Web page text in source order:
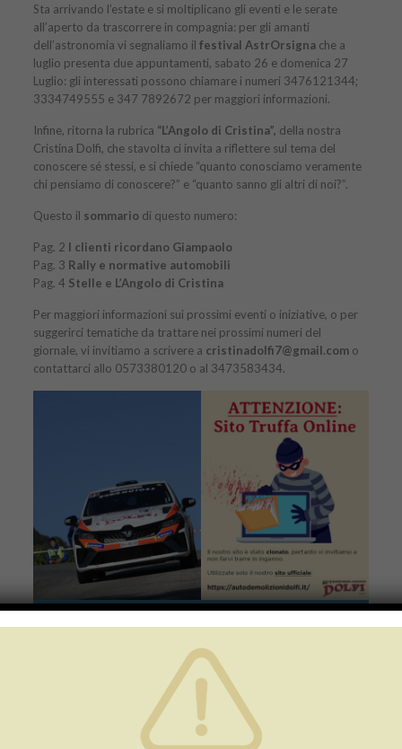
Sta arrivando l’estate e si moltiplicano gli eventi e le serate
all’aperto da trascorrere in compagnia: per gli amanti
dell’astronomia vi segnaliamo ilfestival AstrOrsigna che a
luglio presenta due appuntamenti, sabato 26 e domenica 27
Luglio: gli interessati possono chiamare i numeri 3476121344;
3334749555 e 347 7892672 per maggiori informazioni.
Infine, ritorna la rubrica “L’Angolo di Cristina”, della nostra
Cristina Dolfi, che stavolta ci invita a riflettere sul tema del
conoscere sé stessi, e si chiede “quanto conosciamo veramente
chi pensiamo di conoscere?” e “quanto sanno gli altri di noi?”.
Questo il sommario di questo numero:
Pag. 2 I clienti ricordano Giampaolo
Pag. 3 Rally e normative automobili
Pag. 4 Stelle e L’Angolo di Cristina
Per maggiori informazioni sui prossimi eventi o iniziative, o per
suggerirci tematiche da trattare nei prossimi numeri del
giornale, vi invitiamo a scrivere a cristinadolfi7@gmail.com o
contattarci allo 0573380120 o al 3473583434.